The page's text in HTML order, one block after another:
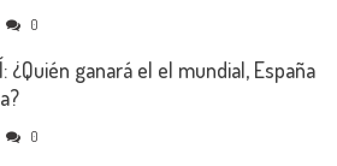
0
¿Quién ganará el el mundial, España
0